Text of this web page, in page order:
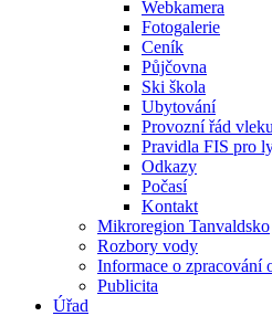
Webkamera
Fotogalerie
Ceník
Půjčovna
Ski škola
Ubytování
Provozní řád vleku
Pravidla FIS pro
Odkazy
Počasí
Kontakt
Mikroregion Tanvaldsko
Rozbory vody
Informace o zpracování
Publicita
Úřad